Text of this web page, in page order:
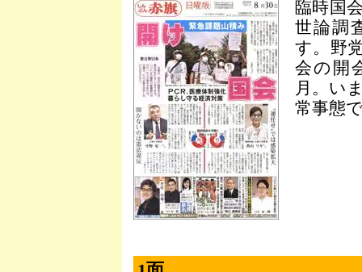
臨時国
世論調
す。野
会の開
月。い
常事態